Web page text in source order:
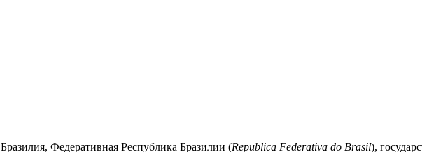
Бразилия, Федеративная Республика Бразилии (Republica Federativa do Brasil),